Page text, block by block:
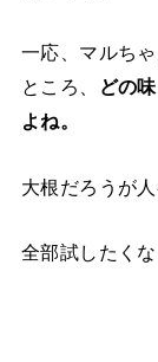
一応、マルち
ところ、
どの
よね。
大根だろうが
全部試したくな